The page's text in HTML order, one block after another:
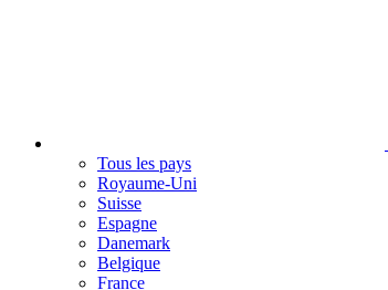
Tous les pays
Royaume-Uni
Suisse
Espagne
Danemark
Belgique
France